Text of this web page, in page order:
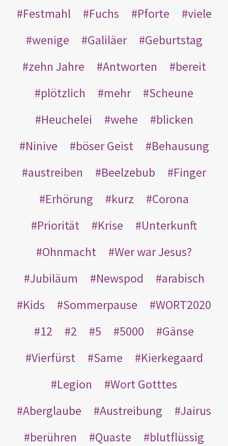
Festmahl Fuchs Pforte
viele
wenige
Galiläer
Geburtstag
zehn Jahre
Antworten
bereit
plötzlich
mehr
Scheune
Heuchelei
wehe
blicken
Ninive
böser Geist
Behausung
austreiben
Beelzebub
Finger
Erhörung
kurz
Corona
Priorität
Krise
Unterkunft
Ohnmacht
Wer war Jesus?
Jubiläum
Newspod
arabisch
Kids
Sommerpause
WORT2020
12
2 5 5000
Gänse
Vierfürst
Same
Kierkegaard
Legion
Wort Gotttes
Aberglaube
Austreibung
Jairus
berühren
Quaste
blutflüssig